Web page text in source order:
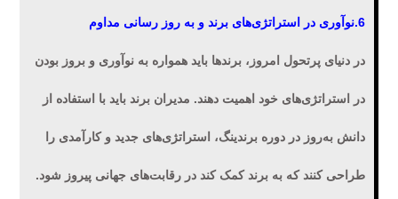
6.نوآوری در استراتژی‌های برند و به روز رسانی مداوم
در دنیای پرتحول امروز، برندها باید همواره به نوآوری و بروز بودن
در استراتژی‌های خود اهمیت دهند. مدیران برند باید با استفاده از
دانش به‌روز در دوره برندینگ، استراتژی‌های جدید و کارآمدی را
طراحی کنند که به برند کمک کند در رقابت‌های جهانی پیروز شود.